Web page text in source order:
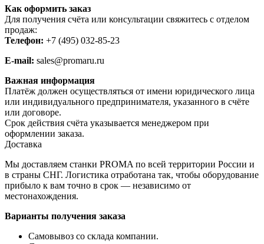
Как оформить заказ
Для получения счёта или консультации свяжитесь с отделом
продаж:
Телефон: +7 (495) 032-85-23
E-mail: sales@promaru.ru
Важная информация
Платёж должен осуществляться от имени юридического лица
или индивидуального предпринимателя, указанного в счёте
или договоре.
Срок действия счёта указывается менеджером при
оформлении заказа.
Доставка
Мы доставляем станки PROMA по всей территории России и
в страны СНГ. Логистика отработана так, чтобы оборудование
прибыло к вам точно в срок — независимо от
местонахождения.
Варианты получения заказа
Самовывоз со склада компании.